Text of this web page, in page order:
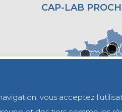
CAP-LAB
vous acceptez